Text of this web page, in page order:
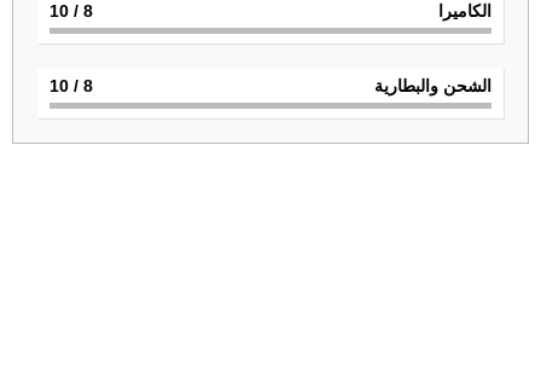
الكاميرا 8
/ 10
الشحن والبطارية 8
/ 10